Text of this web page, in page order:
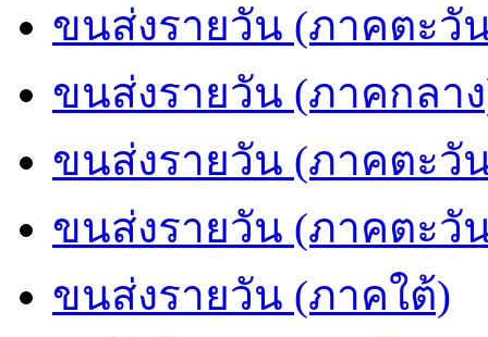
ขนส่งรายวัน (ภาคตะวั
ขนส่งรายวัน (ภาคกลา
ขนส่งรายวัน (ภาคตะวั
ขนส่งรายวัน (ภาคตะวั
ขนส่งรายวัน (ภาคใต้)